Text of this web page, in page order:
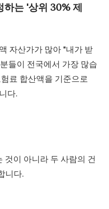
하는 '상위 30% 제
자산가가 많아 "내가 받
들이 전국에서 가장 많습
료 합산액을 기준으로
다.
것이 아니라 두 사람의 건
니다.